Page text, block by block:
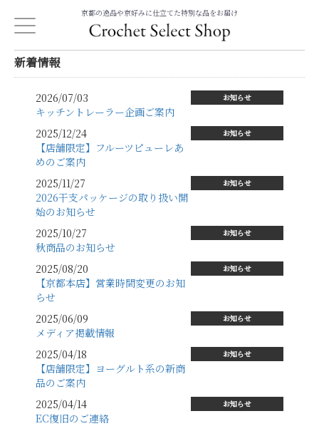
京都の逸品や京好みに仕立てた特別な品をお届け
新着情報
2026/07/03 お知らせ
キッチントレーラー企画ご案内
2025/12/24
お知らせ
【店舗限定】フルーツピューレあ
めのご案内
2025/11/27
お知らせ
2026干支パッケージの取り扱い開
始のお知らせ
2025/10/27
お知らせ
秋商品のお知らせ
2025/08/20
お知らせ
【京都本店】営業時間変更のお知
らせ
2025/06/09
お知らせ
メディア掲載情報
2025/04/18
お知らせ
【店舗限定】ヨーグルト系の新商
品のご案内
2025/04/14
お知らせ
EC復旧のご連絡